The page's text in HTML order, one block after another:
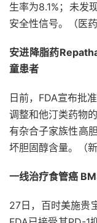
生率为8.1%；未发
安全性信号。（医药
安进降脂药
童患者
日前，FDA宣布批
调整和他汀类药物
有杂合子家族性高
坏胆固醇含量。（
一线治疗食管癌
27日，百时美施贵